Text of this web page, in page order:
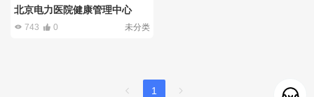
北京电力医院健康管理中心
743 0 未分类
1